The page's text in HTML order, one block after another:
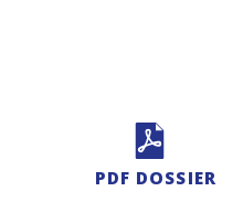
PDF DOSSIER